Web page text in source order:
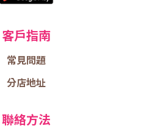
客戶指南
常見問題
分店地址
聯絡方法